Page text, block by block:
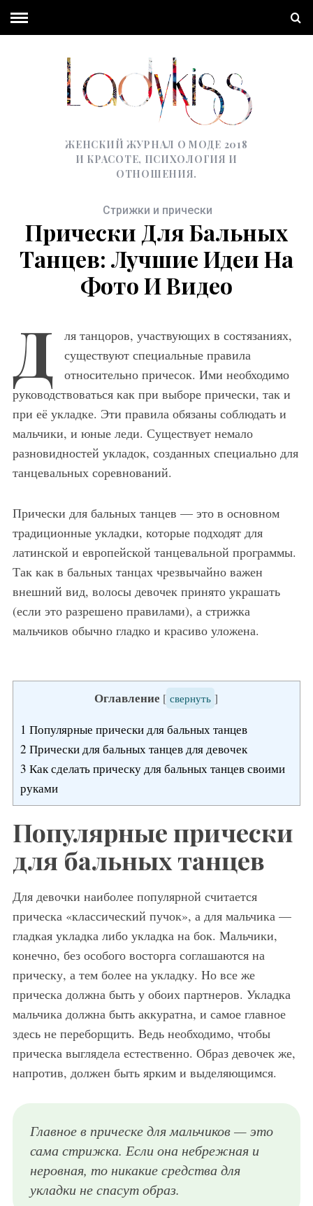
ЖЕНСКИЙ ЖУРНАЛ О МОДЕ 2018
И КРАСОТЕ, ПСИХОЛОГИЯ И
ОТНОШЕНИЯ.
Стрижки и прически
Прически Для Бальных
Танцев: Лучшие Идеи На
Фото И Видео
Д
ля танцоров, участвующих в состязаниях,
существуют специальные правила
относительно причесок. Ими необходимо
руководствоваться как при выборе прически, так и
при её укладке. Эти правила обязаны соблюдать и
мальчики, и юные леди. Существует немало
разновидностей укладок, созданных специально для
танцевальных соревнований.
Прически для бальных танцев — это в основном
традиционные укладки, которые подходят для
латинской и европейской танцевальной программы.
Так как в бальных танцах чрезвычайно важен
внешний вид, волосы девочек принято украшать
(если это разрешено правилами), а стрижка
мальчиков обычно гладко и красиво уложена.
Оглавление [ свернуть ]
1 Популярные прически для бальных танцев
2 Прически для бальных танцев для девочек
3 Как сделать прическу для бальных танцев своими
руками
Популярные прически
для бальных танцев
Для девочки наиболее популярной считается
прическа «классический пучок», а для мальчика —
гладкая укладка либо укладка на бок. Мальчики,
конечно, без особого восторга соглашаются на
прическу, а тем более на укладку. Но все же
прическа должна быть у обоих партнеров. Укладка
мальчика должна быть аккуратна, и самое главное
здесь не переборщить. Ведь необходимо, чтобы
прическа выглядела естественно. Образ девочек же,
напротив, должен быть ярким и выделяющимся.
Главное в прическе для мальчиков — это
сама стрижка. Если она небрежная и
неровная, то никакие средства для
укладки не спасут образ.